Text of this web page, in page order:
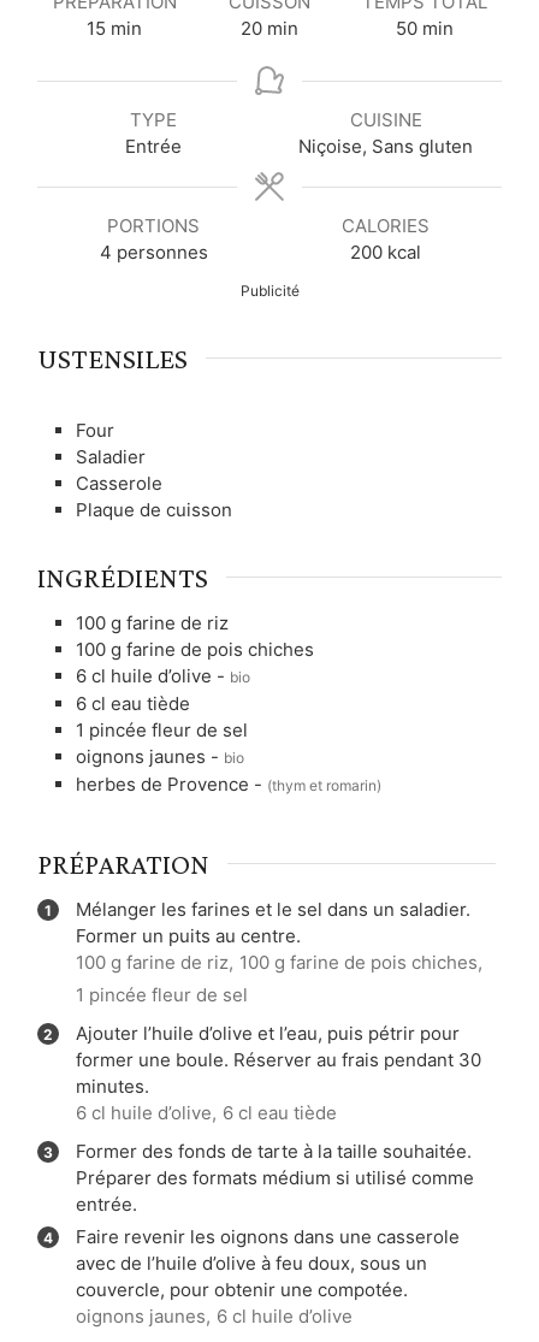
15 m
n
s
min
20m
n
s
min
50m
n
t
e
s
min
TYPE
Entrée
CUISINE
Niçoise, Sans gluten
PORTIONS
4 personnes
CALORIES
200 kcal
Publicité
USTENSILES
Four
Saladier
Casserole
Plaque de cuisson
INGRÉDIENTS
100 g farine de riz
100 g farine de pois chiches
6 cl huile d’olive - bio
6 cl eau tiède
1 pincée fleur de sel
oignons jaunes - bio
herbes de Provence - (thym et romarin)
PRÉPARATION
Mélanger les farines et le sel dans un saladier.
Former un puits au centre.
100 g farine de riz, 100 g farine de pois chiches,
1 pincée fleur de sel
Ajouter l’huile d’olive et l’eau, puis pétrir pour
former une boule. Réserver au frais pendant 30
minutes.
6 cl huile d’olive, 6 cl eau tiède
Former des fonds de tarte à la taille souhaitée.
Préparer des formats médium si utilisé comme
entrée.
Faire revenir les oignons dans une casserole
avec de l’huile d’olive à feu doux, sous un
couvercle, pour obtenir une compotée.
oignons jaunes, 6 cl huile d’olive